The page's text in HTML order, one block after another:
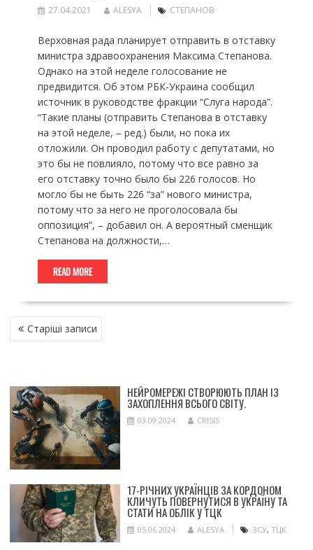
27.04.2021 ALESYA СТЕПАНОВ
Верховная рада планирует отправить в отставку
министра здравоохранения Максима Степанова.
Однако на этой неделе голосование не
предвидится. Об этом РБК-Украина сообщил
источник в руководстве фракции “Слуга народа”.
“Такие планы (отправить Степанова в отставку
на этой неделе, – ред.) были, но пока их
отложили. Он проводил работу с депутатами, но
это бы не повлияло, потому что все равно за
его отставку точно было бы 226 голосов. Но
могло бы не быть 226 “за” нового министра,
потому что за него не проголосовала бы
оппозиция”, – добавил он. А вероятный сменщик
Степанова на должности,…
READ MORE
НАВІГАЦІЯ
ЗА Старіші записи
НЕЙРОМЕРЕЖІ СТВОРЮЮТЬ ПЛАН ІЗ
ЗАХОПЛЕННЯ ВСЬОГО СВІТУ.
03.09.2024 CRISIS
17-РІЧНИХ УКРАЇНЦІВ ЗА КОРДОНОМ
КЛИЧУТЬ ПОВЕРНУТИСЯ В УКРАЇНУ ТА
СТАТИ НА ОБЛІК У ТЦК
05.06.2024 ALESYA ЗСУ, ТЦК